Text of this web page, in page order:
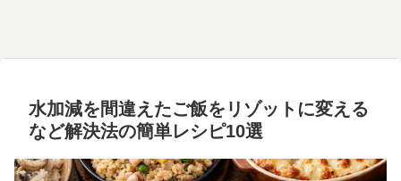
水加減を間違えたご飯をリゾットに変える
など解決法の簡単レシピ10選